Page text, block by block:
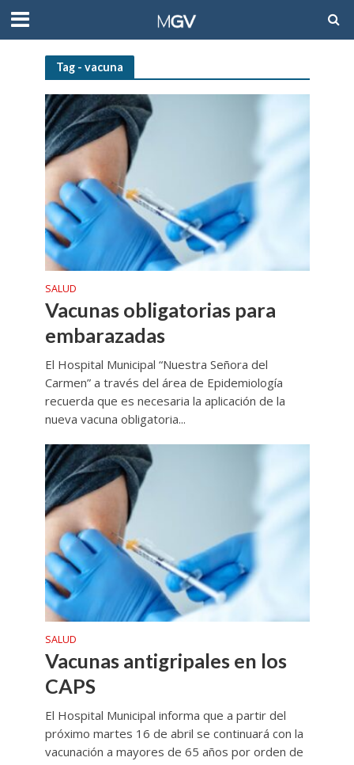
Tag - vacuna
SALUD
Vacunas obligatorias para
embarazadas
El Hospital Municipal “Nuestra Señora del
Carmen” a través del área de Epidemiología
recuerda que es necesaria la aplicación de la
nueva vacuna obligatoria...
SALUD
Vacunas antigripales en los
CAPS
El Hospital Municipal informa que a partir del
próximo martes 16 de abril se continuará con la
vacunación a mayores de 65 años por orden de